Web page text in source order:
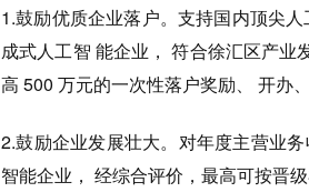
1.鼓励优质企业落户。支持国内顶尖
成式人工智 能企业， 符合徐汇区产
高 500 万元的一次性落户奖励、 开办
2.鼓励企业发展壮大。对年度主营业
智能企业， 经综合评价，最高可按晋